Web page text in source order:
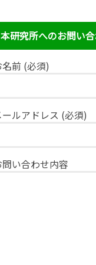
本研究所へのお問い
前 (必須)
ルアドレス (必須)
い合わせ内容